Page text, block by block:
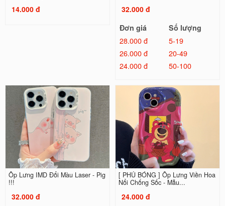
14.000 đ
32.000 đ
Đơn giá
Số lượng
28.000 đ
5-19
26.000 đ
20-49
24.000 đ
50-100
Ốp Lưng IMD Đổi Màu Laser - Pig
!!!
32.000 đ
[ PHỦ BÓNG ] Ốp Lưng Viền Hoa
Nổi Chống Sốc - Mẫu...
24.000 đ